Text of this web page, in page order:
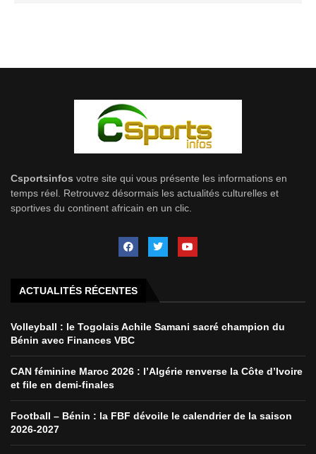
Csportsinfos votre site qui vous présente les informations en
temps réel. Retrouvez désormais les actualités culturelles et
sportives du continent africain en un clic.
ACTUALITÉS RÉCENTES
Volleyball : le Togolais Achile Samani sacré champion du
Bénin avec Finances VBC
CAN féminine Maroc 2026 : l’Algérie renverse la Côte d’Ivoire
et file en demi-finales
Football – Bénin : la FBF dévoile le calendrier de la saison
2026-2027